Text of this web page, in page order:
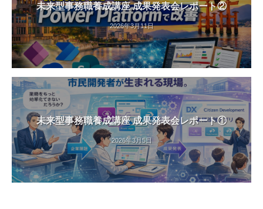
未来型事務職養成講座 成果発表会レポート②
2026年3月11日
未来型事務職養成講座 成果発表会レポート①
2026年3月5日